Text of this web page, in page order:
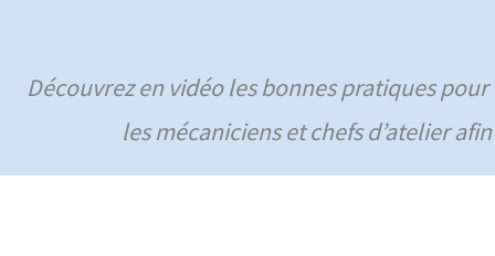
Découvrez en vidéo les bonnes pratiques
les mécaniciens et chefs d’atelier